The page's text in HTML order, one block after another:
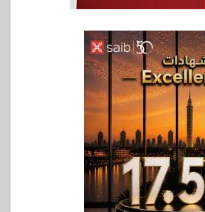
اخبار
فيكسد مصر و”حلول” تتشاركان
في تطوير أول منصة للسياحة
الصحية في مصر والشرق الأوسط
وأفريقيا Tour4Cure
سوق وصلة
هواوي: هاتف nova 15
Max بطارية ضخمة وتصميم متين
جهازًا مثاليًا للشباب